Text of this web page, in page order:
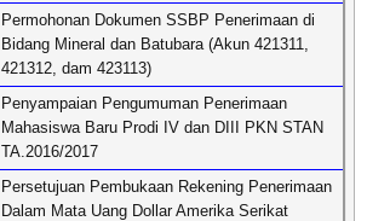
Permohonan Dokumen SSBP Penerimaan di
Bidang Mineral dan Batubara (Akun 421311,
421312, dam 423113)
Penyampaian Pengumuman Penerimaan
Mahasiswa Baru Prodi IV dan DIII PKN STAN
TA.2016/2017
Persetujuan Pembukaan Rekening Penerimaan
Dalam Mata Uang Dollar Amerika Serikat